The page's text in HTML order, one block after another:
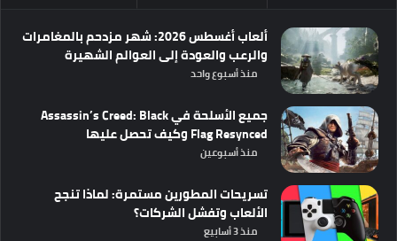
ألعاب أغسطس 2026: شهر مزدحم بالمغامرات
والرعب والعودة إلى العوالم الشهيرة
منذ أسبوع واحد
جميع الأسلحة في Assassin’s Creed: Black
Flag Resynced وكيف تحصل عليها
منذ أسبوعين
تسريحات المطورين مستمرة: لماذا تنجح
الألعاب وتفشل الشركات؟
منذ 3 أسابيع